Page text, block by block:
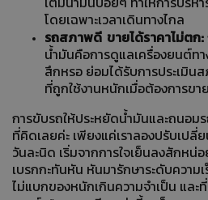
เติมน้ำมันบ่อยๆ ทำให้การบริหา
โดยเฉพาะเวลาเดินทางไกล
รถสภาพดี ขายได้ราคาไม่ตก:
น้ำมันคือการดูแลเครื่องยนต์ท
สึกหรอ ย่อมได้รับการประเมิน
ที่ถูกใช้งานหนักเมื่อต้องการขา
การขับรถให้ประหยัดน้ำมันและถนอม
ที่คิดเลยค่ะ เพียงแค่เราลองปรับเป
วันละนิด เริ่มจากการใจเย็นลงสักหน่
เบรกกะทันหัน หันมารักษาระดับความ
ไม่แบกของหนักเกินความจำเป็น แล